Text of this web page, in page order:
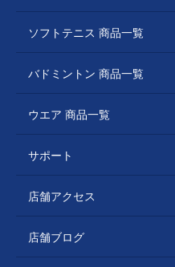
ソフトテニス 商品一覧
バドミントン 商品一覧
ウエア 商品一覧
サポート
店舗アクセス
店舗ブログ